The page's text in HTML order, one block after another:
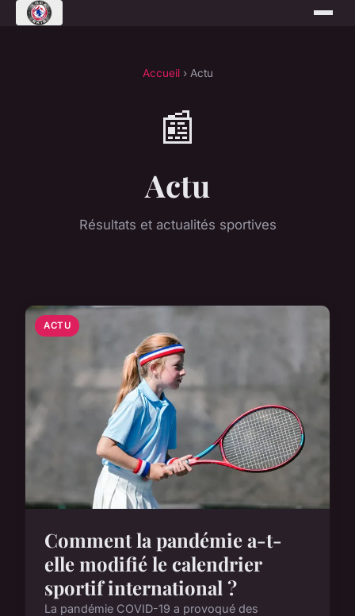
Accueil› Actu
📰
Actu
Résultats et actualités sportives
ACTU
Comment la pandémie a-t-
elle modifié le calendrier
sportif international ?
La pandémie COVID-19 a provoqué des